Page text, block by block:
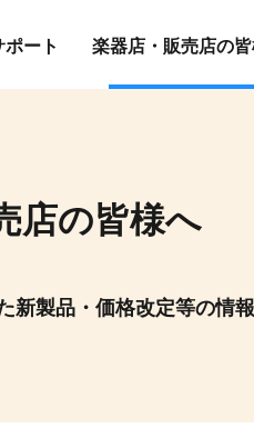
ート 楽器店・販売店の
店の皆様へ
製品・価格改定等の情報